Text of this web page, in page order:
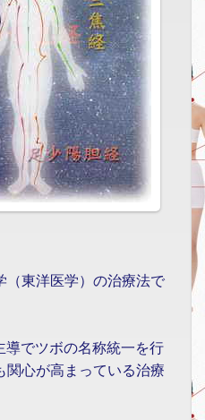
（東洋医学）の治療法で
導でツボの名称統一を行
関心が高まっている治療